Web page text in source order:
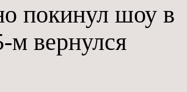
покинул шоу в
м вернулся